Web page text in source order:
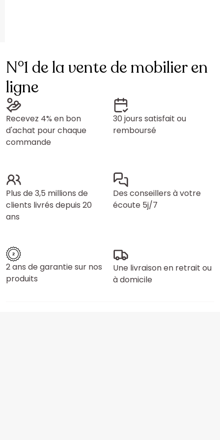
N°1 de la vente de mobilier en
ligne
Recevez 4% en bon
d'achat pour chaque
commande
30 jours satisfait ou
remboursé
Plus de 3,5 millions de
clients livrés depuis 20
ans
Des conseillers à votre
écoute 5j/7
2 ans de garantie sur nos
produits
Une livraison en retrait ou
à domicile